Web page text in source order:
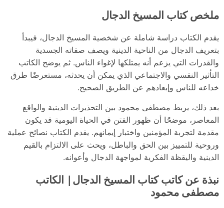
ملخص كتاب المسيخ الدجال
يقدم الكتاب دراسة شاملة عن شخصية المسيخ الدجال، فيبدأ
بتعريف الدجال من الناحية الدينية ويصف صفاته الجسدية
والقدرات التي يزعم أنه يمتلكها لإغواء الناس. ثم يوضح الكاتب
التأثير النفسي والاجتماعي الذي يمكن أن يحدثه، مستعرضًا طرق
خداعه للناس وإبعادهم عن الطريق الصحيح.
بعد ذلك، يربط مصطفى محمود بين التحذيرات الدينية والواقع
المعاصر، موضحًا أن ظهور الفتن في الحياة اليومية قد يكون
مقدمة لتجربة المؤمنين واختبار إيمانهم. يقدم الكتاب نصائح عملية
وروحية للتمييز بين الحق والباطل، ويحث على الالتزام بالقيم
الدينية واليقظة الفكرية لمواجهة الدجال وأعوانه.
نبذة عن كاتب كتاب المسيخ الدجال| الكاتب
مصطفى محمود